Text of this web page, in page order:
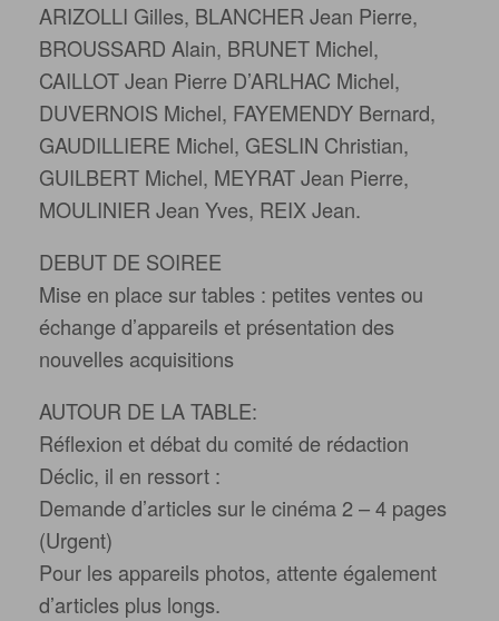
ARIZOLLI Gilles, BLANCHER Jean Pierre,
BROUSSARD Alain, BRUNET Michel,
CAILLOT Jean Pierre D’ARLHAC Michel,
DUVERNOIS Michel, FAYEMENDY Bernard,
GAUDILLIERE Michel, GESLIN Christian,
GUILBERT Michel, MEYRAT Jean Pierre,
MOULINIER Jean Yves, REIX Jean.
DEBUT DE SOIREE
Mise en place sur tables : petites ventes ou
échange d’appareils et présentation des
nouvelles acquisitions
AUTOUR DE LA TABLE:
Réflexion et débat du comité de rédaction
Déclic, il en ressort :
Demande d’articles sur le cinéma 2 – 4 pages
(Urgent)
Pour les appareils photos, attente également
d’articles plus longs.